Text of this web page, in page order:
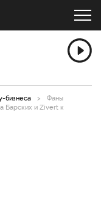
бизнеса >
Фаны
Барских и Zivert к